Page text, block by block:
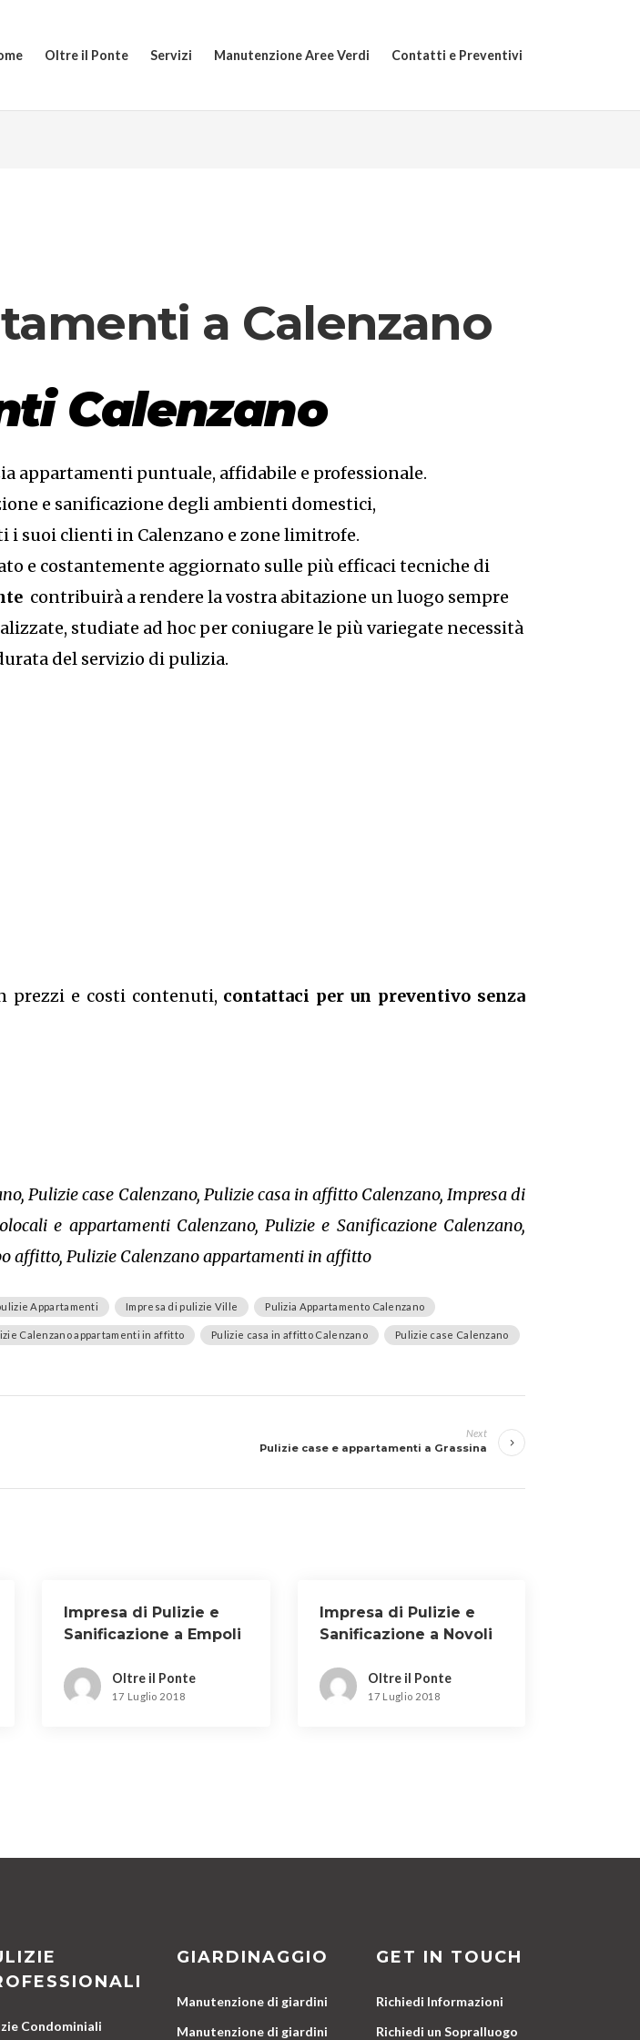
Oltre il Ponte Servizi Manutenzione Aree Verdi Contatti e Preventivi
a Calenzano
Calenzano
appartamenti puntuale, affidabile e professionale.
e sanificazione degli ambienti domestici,
suoi clienti in Calenzano e zone limitrofe.
e costantemente aggiornato sulle più efficaci tecniche di
contribuirà a rendere la vostra abitazione un luogo sempre
studiate ad hoc per coniugare le più variegate necessità
del servizio di pulizia.
prezzi e costi contenuti, contattaci per un preventivo senza
Pulizie case Calenzano, Pulizie casa in affitto Calenzano, Impresa di
e appartamenti Calenzano, Pulizie e Sanificazione Calenzano,
affitto, Pulizie Calenzano appartamenti in affitto
Appartamenti Impresa di pulizie Ville Pulizia Appartamento Calenzano
Calenzano appartamenti in affitto Pulizie casa in affitto Calenzano Pulizie case Calenzano
Next
Pulizie case e appartamenti a Grassina
Impresa di Pulizie e
Sanificazione a Empoli
Oltre il Ponte
17 Luglio 2018
Impresa di Pulizie e
Sanificazione a Novoli
Oltre il Ponte
17 Luglio 2018
Condominiali
GIARDINAGGIO
Manutenzione di giardini
Manutenzione di giardini
GET IN TOUCH
Richiedi Informazioni
Richiedi un Sopralluogo